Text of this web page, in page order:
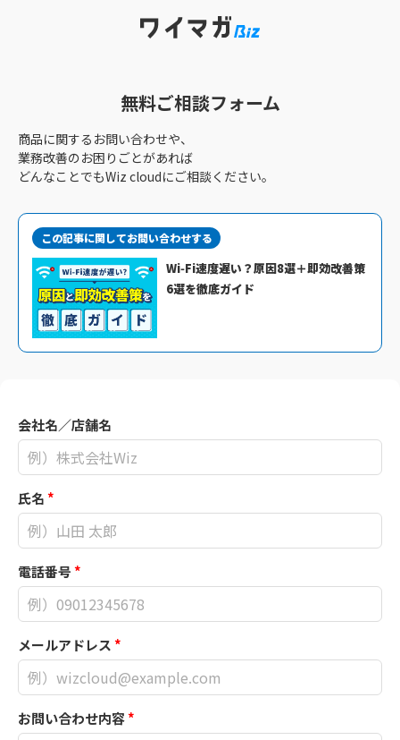
無料ご相談フォーム
商品に関するお問い合わせや、
業務改善のお困りごとがあれば
どんなことでもWiz cloudにご相談ください。
この記事に関してお問い合わせする
Wi‑Fi速度遅い？原因8選＋即効改善策
6選を徹底ガイド
会社名／店舗名
氏名*
電話番号*
メールアドレス*
お問い合わせ内容*